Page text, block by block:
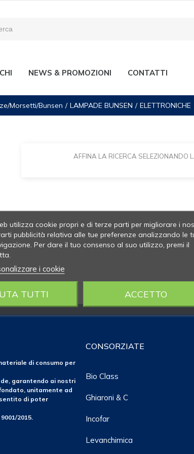
NEWS & PROMOZIONI CONTATTI
Morsetti/Bunsen LAMPADE BUNSEN ELETTRONICHE
AFFINA LA RICERCA SELEZIONANDO
di consumo per
garantendo ai nostri
unitamente ad
di poter
2015.
CONSORZIATE
Bio Class
Ghiaroni & C
Incofar
Levanchimica
utilizza cookie propri e di terze parti per migliorare i
pubblicità relativa alle tue preferenze analizzando le
Per dare il tuo consenso al suo utilizzo, premi il
i cookie
TUTTI ACCETTO